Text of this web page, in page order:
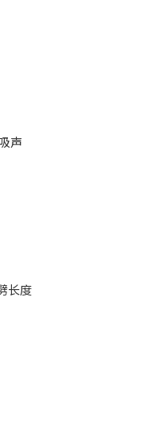
声
长度